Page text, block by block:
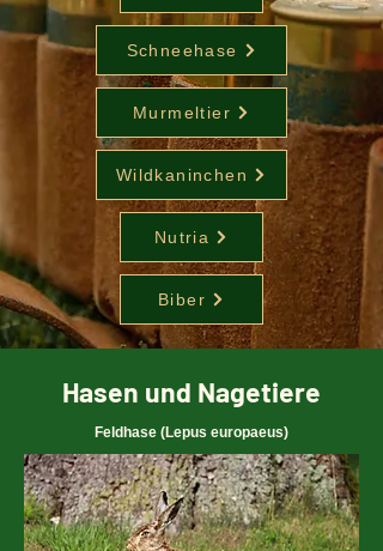
Schneehase
Murmeltier
Wildkaninchen
Nutria
Biber
Hasen und Nagetiere
Feldhase (Lepus europaeus)